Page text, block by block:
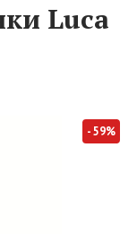
Luca
- 59%